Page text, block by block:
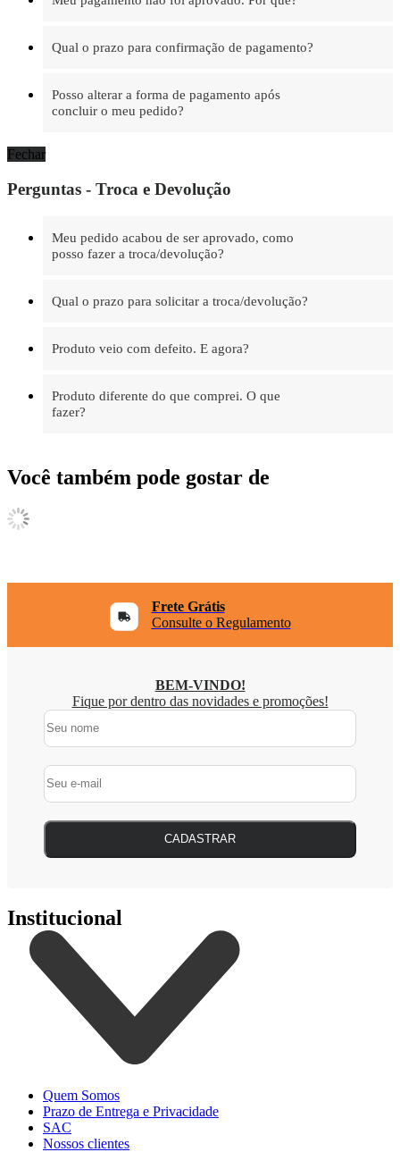
Qual o prazo para confirmação de pagamento?
Posso alterar a forma de pagamento após
concluir o meu pedido?
Fechar
Perguntas - Troca e Devolução
Meu pedido acabou de ser aprovado, como
posso fazer a troca/devolução?
Qual o prazo para solicitar a troca/devolução?
Produto veio com defeito. E agora?
Produto diferente do que comprei. O que
fazer?
Você também pode gostar de
Frete Grátis
Consulte o Regulamento
BEM-VINDO!
Fique por dentro das novidades e promoções!
CADASTRAR
Institucional
Quem Somos
Prazo de Entrega e Privacidade
SAC
Nossos clientes